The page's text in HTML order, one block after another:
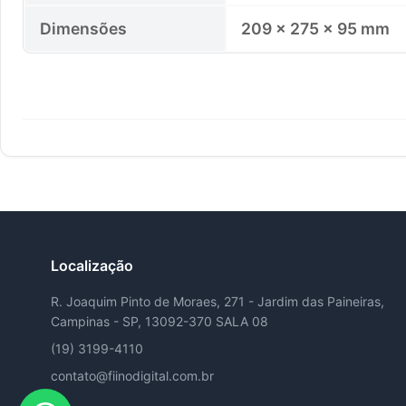
Dimensões 209 × 275 × 95 mm
Localização
R. Joaquim Pinto de Moraes, 271 - Jardim das Paineiras,
Campinas - SP, 13092-370 SALA 08
(19) 3199-4110
contato@fiinodigital.com.br